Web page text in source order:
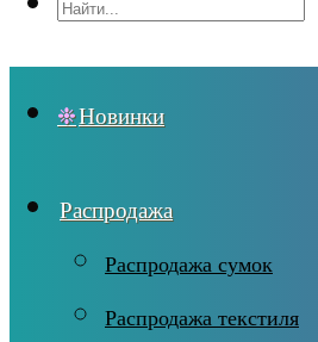
Новинки
Распродажа
Распродажа сумок
Распродажа текстиля